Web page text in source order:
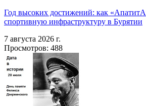
Год высоких достижений: как
спортивную инфраструктуру в Бурятии
7 августа 2026 г.
Просмотров: 488